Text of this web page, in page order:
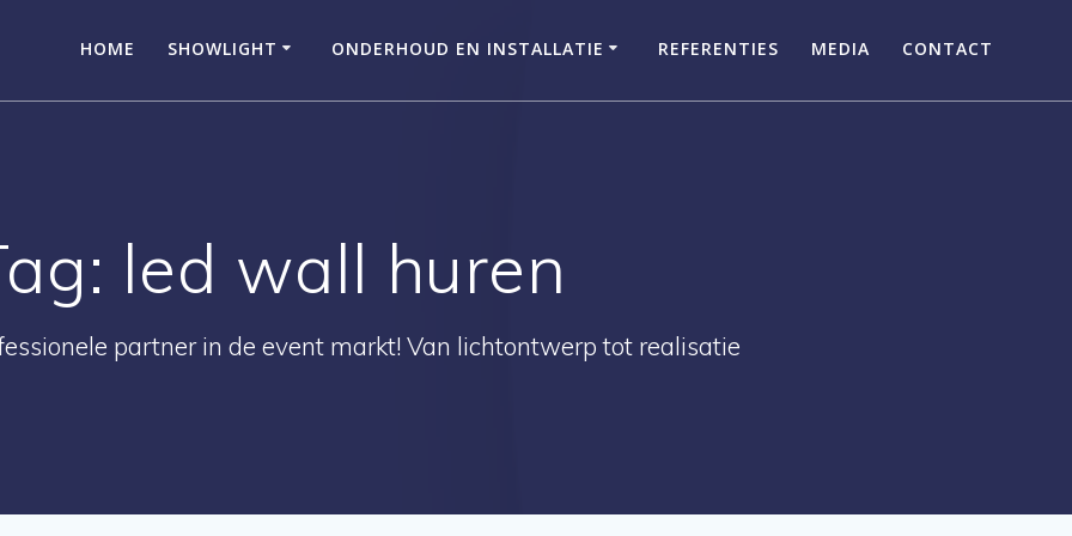
HOME SHOWLIGHT ONDERHOUD EN INSTALLATIE REFERENTIES MEDIA CONTACT
led wall huren
partner in de event markt! Van lichtontwerp tot realisatie